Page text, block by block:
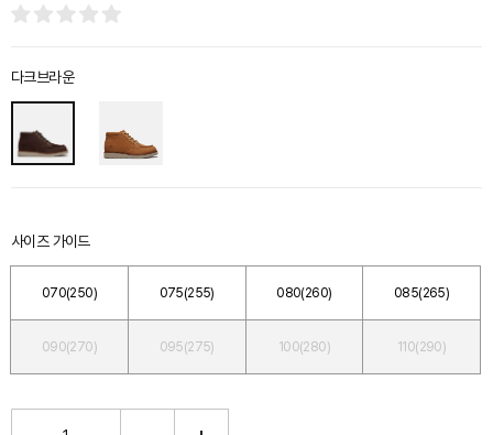
다크브라운
사이즈 가이드
070(250) 075(255) 080(260) 085(265)
090(270) 095(275) 100(280) 110(290)